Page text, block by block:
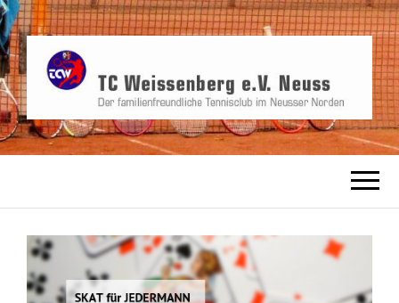
TC
WEISSENBERG
E.V. NEUSS
TCW, der familienfreundliche Tennisverein
in Neusser Norden